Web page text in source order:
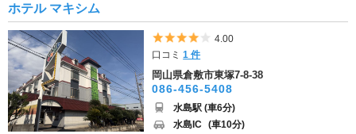
ホテル マキシム
5つ星のうち4
4.00
口コミ1 件
岡山県倉敷市東塚7-8-38
086-456-5408
水島駅 (車6分)
水島IC (車10分)